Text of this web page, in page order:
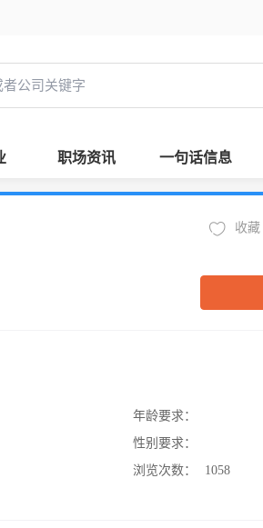
职场资讯 一句话信息
收藏
年龄要求：
性别要求：
浏览次数：
1058